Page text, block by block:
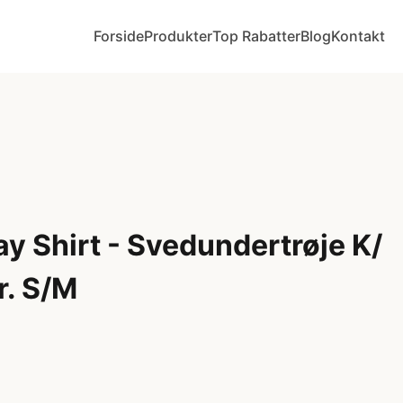
ForsideProdukterTop RabatterBlogKontakt
Shirt - Svedundertrøje K/
S/M